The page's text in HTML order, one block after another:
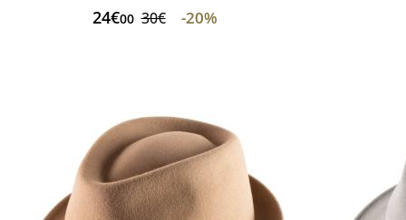
24€00 30€ -20%